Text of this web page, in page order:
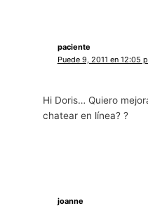
paciente
Puede 9, 2011 en 12:05
Hi Doris… Quiero
chatear en línea? ?
joanne